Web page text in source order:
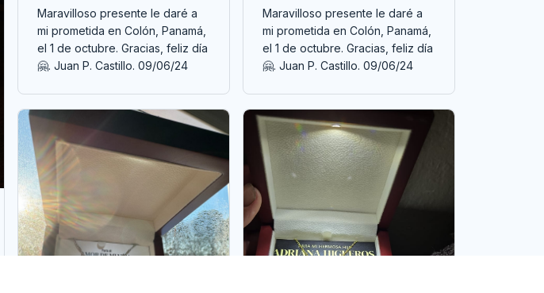
Maravilloso presente le daré a
mi prometida en Colón, Panamá,
el 1 de octubre. Gracias, feliz día
🤗. Juan P. Castillo. 09/06/24
Maravilloso presente le daré a
mi prometida en Colón, Panamá,
el 1 de octubre. Gracias, feliz día
🤗. Juan P. Castillo. 09/06/24